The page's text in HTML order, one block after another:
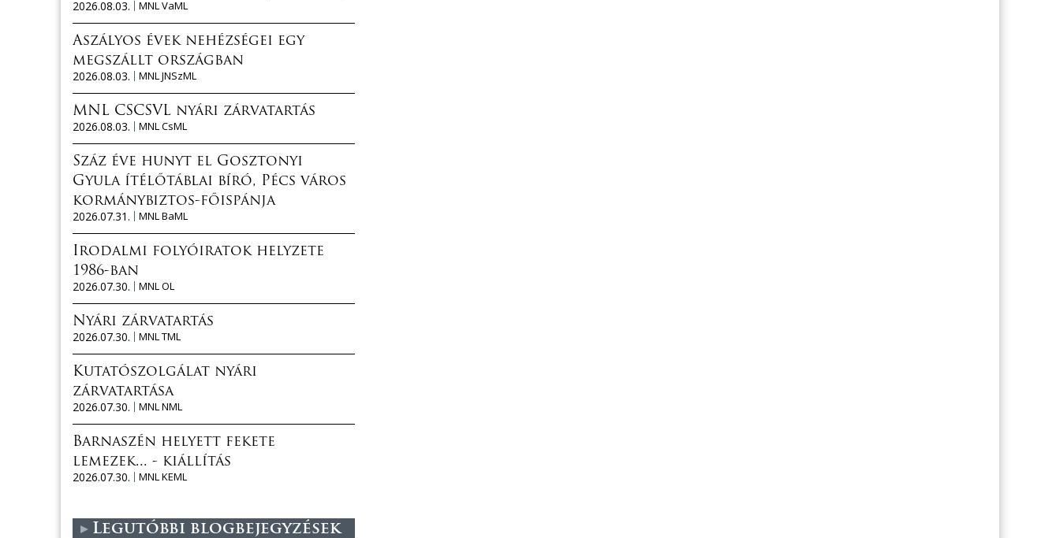
2026.08.03.
MNL VaML
Aszályos évek nehézségei egy
megszállt országban
2026.08.03.
MNL JNSzML
MNL CSCSVL nyári zárvatartás
2026.08.03.
MNL CsML
Száz éve hunyt el Gosztonyi
Gyula ítélőtáblai bíró, Pécs város
kormánybiztos-főispánja
2026.07.31.
MNL BaML
Irodalmi folyóiratok helyzete
1986-ban
2026.07.30.
MNL OL
Nyári zárvatartás
2026.07.30.
MNL TML
Kutatószolgálat nyári
zárvatartása
2026.07.30.
MNL NML
Barnaszén helyett fekete
lemezek... - kiállítás
2026.07.30.
MNL KEML
Legutóbbi blogbejegyzések